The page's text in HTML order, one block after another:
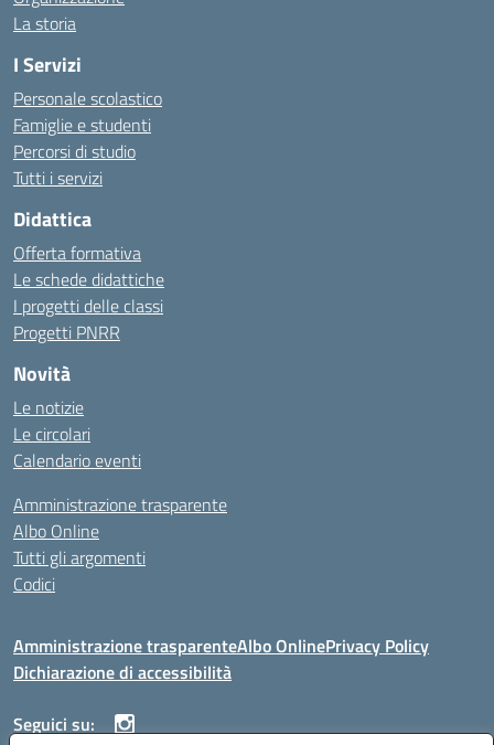
La storia
I Servizi
Personale scolastico
Famiglie e studenti
Percorsi di studio
Tutti i servizi
Didattica
Offerta formativa
Le schede didattiche
I progetti delle classi
Progetti PNRR
Novità
Le notizie
Le circolari
Calendario eventi
Amministrazione trasparente
Albo Online
Tutti gli argomenti
Codici
Amministrazione trasparenteAlbo OnlinePrivacy Policy
Dichiarazione di accessibilità
Seguici su: